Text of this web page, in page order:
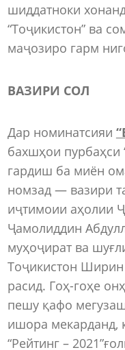
шиддатноки
“Тоҷикистон” ва
маҷозиро гарм
ВАЗИРИ СОЛ
Дар номинатсияи
бахшҳои пурбаҳси
гардиш ба миён
номзад — вазири
иҷтимоии аҳолии
Ҷамолиддин
муҳоҷират ва
Тоҷикистон
расид. Гоҳ-гоҳе
пешу қафо
ишора мекарданд,
“Рейтинг –